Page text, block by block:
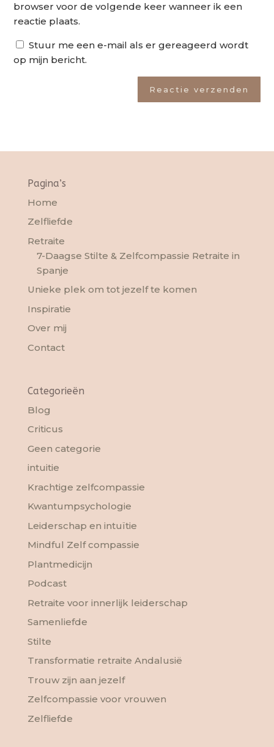
browser voor de volgende keer wanneer ik een
reactie plaats.
Stuur me een e-mail als er gereageerd wordt
op mijn bericht.
Reactie verzenden
Pagina’s
Home
Zelfliefde
Retraite
7-Daagse Stilte & Zelfcompassie Retraite in
Spanje
Unieke plek om tot jezelf te komen
Inspiratie
Over mij
Contact
Categorieën
Blog
Criticus
Geen categorie
intuitie
Krachtige zelfcompassie
Kwantumpsychologie
Leiderschap en intuïtie
Mindful Zelf compassie
Plantmedicijn
Podcast
Retraite voor innerlijk leiderschap
Samenliefde
Stilte
Transformatie retraite Andalusië
Trouw zijn aan jezelf
Zelfcompassie voor vrouwen
Zelfliefde